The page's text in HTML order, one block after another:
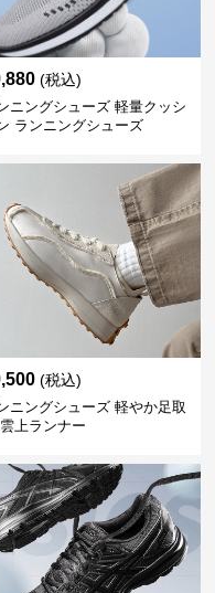
(税込)
ニングシューズ 軽量クッシ
ランニングシューズ
(税込)
ニングシューズ 軽やか足取
上ランナー